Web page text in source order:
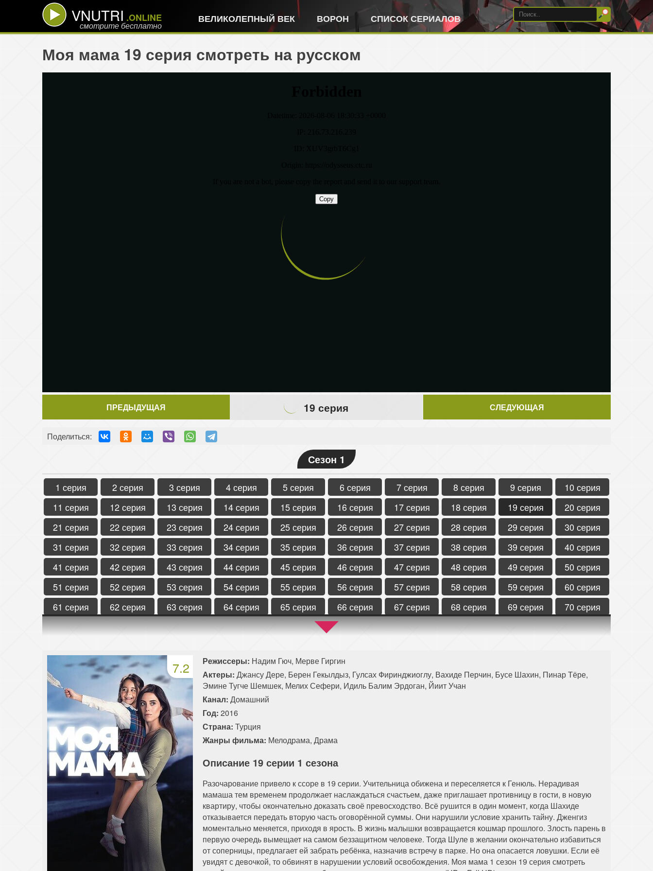
VNUTRI .ONLINE
смотрите бесплатно
ВЕЛИКОЛЕПНЫЙ ВЕК ВОРОН СПИСОК СЕРИАЛОВ
Моя мама 19 серия смотреть на русском
ПРЕДЫДУЩАЯ 19 серия СЛЕДУЮЩАЯ
Поделиться:
Сезон 1
1 серия 2 серия 3 серия 4 серия 5 серия 6 серия 7 серия 8 серия 9 серия
10 серия
11 серия
12 серия 13 серия 14 серия 15 серия 16 серия 17 серия 18 серия 19 серия
20 серия
21 серия
22 серия 23 серия 24 серия 25 серия 26 серия 27 серия 28 серия 29 серия
30 серия
31 серия
32 серия 33 серия 34 серия 35 серия 36 серия 37 серия 38 серия 39 серия
40 серия
41 серия
42 серия 43 серия 44 серия 45 серия 46 серия 47 серия 48 серия 49 серия
50 серия
51 серия
52 серия 53 серия 54 серия 55 серия 56 серия 57 серия 58 серия 59 серия
60 серия
61 серия
62 серия 63 серия 64 серия 65 серия 66 серия 67 серия 68 серия 69 серия
70 серия
71 серия
72 серия 73 серия 74 серия 75 серия 76 серия 77 серия 78 серия 79 серия
80 серия
7.2 Режиссеры: Надим Гюч, Мерве Гиргин
Актеры: Джансу Дере, Берен Гекылдыз, Гулсах Фиринджиоглу, Вахиде Перчин, Бусе Шахин, Пинар Тёре,
Эмине Тугче Шемшек, Мелих Сефери, Идиль Балим Эрдоган, Йиит Учан
Канал: Домашний
Год: 2016
Страна: Турция
Жанры фильма: Мелодрама, Драма
Описание 19 серии 1 сезона
Разочарование привело к ссоре в 19 серии. Учительница обижена и переселяется к Генюль. Нерадивая
мамаша тем временем продолжает наслаждаться счастьем, даже приглашает противницу в гости, в новую
квартиру, чтобы окончательно доказать своё превосходство. Всё рушится в один момент, когда Шахиде
отказывается передать вторую часть оговорённой суммы. Они нарушили условие хранить тайну. Дженгиз
моментально меняется, приходя в ярость. В жизнь малышки возвращается кошмар прошлого. Злость парень в
первую очередь вымещает на самом беззащитном человеке. Тогда Шуле в желании окончательно избавиться
от соперницы, предлагает ей забрать ребёнка, назначив встречу в парке. Но она опасается ловушки. Если её
увидят с девочкой, то обвинят в нарушении условий освобождения. Моя мама 1 сезон 19 серия смотреть